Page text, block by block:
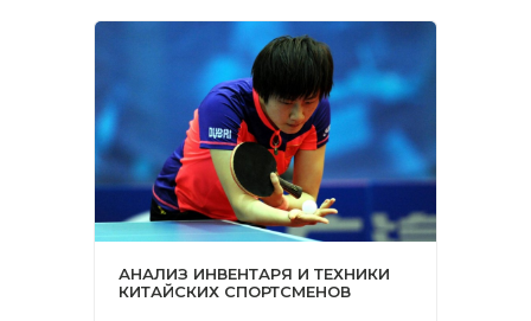
АНАЛИЗ ИНВЕНТАРЯ И ТЕХНИКИ
КИТАЙСКИХ СПОРТСМЕНОВ